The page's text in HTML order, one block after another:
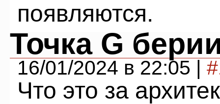
появляются.
Точка G
16/01/2024 в 22:05 |
Что это за